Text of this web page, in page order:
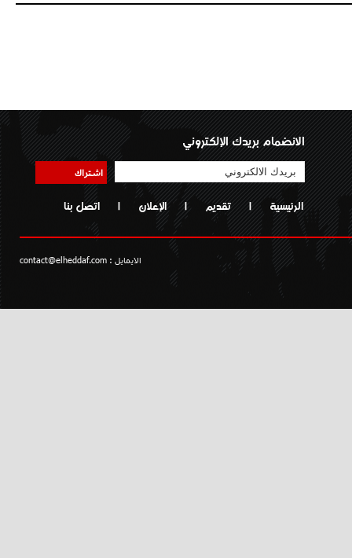
الانضمام بريدك الإلكتروني
اشتراك
الرئيسية | تقديم | الإعلان | اتصل بنا
الايمايل : contact@elheddaf.com